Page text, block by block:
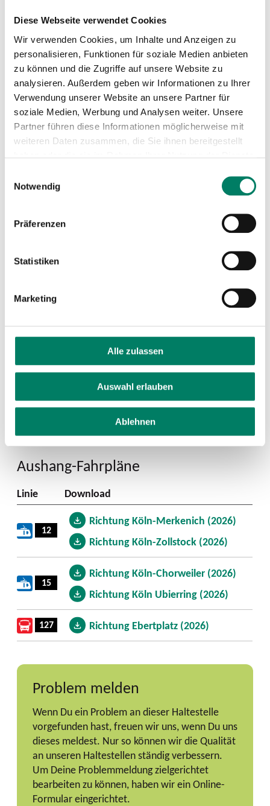
Diese Webseite verwendet Cookies
Wir verwenden Cookies, um Inhalte und Anzeigen zu
personalisieren, Funktionen für soziale Medien anbieten
zu können und die Zugriffe auf unsere Website zu
analysieren. Außerdem geben wir Informationen zu Ihrer
Verwendung unserer Website an unsere Partner für
soziale Medien, Werbung und Analysen weiter. Unsere
Partner führen diese Informationen möglicherweise mit
weiteren Daten zusammen, die Sie ihnen bereitgestellt
Notwendig
Präferenzen
Statistiken
Marketing
Alle zulassen
Auswahl erlauben
Ablehnen
Fahrtreppe 51 - HÜ 001 (Hansaring)
Fahrtreppe 52 - HÜ 001 (Hansaring)
Fahrtreppe 53 - HÜ 001 (Hansaring)
Fahrtreppe 54 - HÜ 001 (Hansaring)
Nächste Abfahrten ab Hansaring
Aushang-Fahrpläne
Linie Download
12
Richtung Köln-Merkenich (2026)
Richtung Köln-Zollstock (2026)
15
Richtung Köln-Chorweiler (2026)
Richtung Köln Ubierring (2026)
127 Richtung Ebertplatz (2026)
Problem melden
Wenn Du ein Problem an dieser Haltestelle
vorgefunden hast, freuen wir uns, wenn Du uns
dieses meldest. Nur so können wir die Qualität
an unseren Haltestellen ständig verbessern.
Um Deine Problemmeldung zielgerichtet
bearbeiten zu können, haben wir ein Online-
Formular eingerichtet.